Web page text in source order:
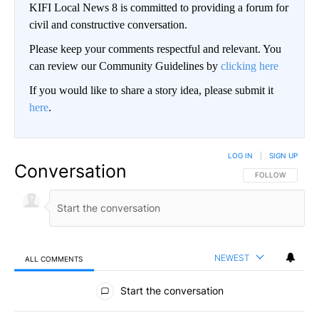
KIFI Local News 8 is committed to providing a forum for
civil and constructive conversation.
Please keep your comments respectful and relevant. You
can review our Community Guidelines by clicking here
If you would like to share a story idea, please submit it
here.
Conversation FOLLOW THIS
FOLLOW
LOG IN SIGN UP
ALL COMMENTS NEWEST
All Comments
Start the conversation